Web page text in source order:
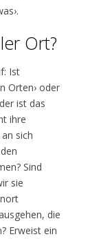
Ort?
Ist
Orten› oder
ist das
ihre
sich
Sind
sie
die
Erweist ein